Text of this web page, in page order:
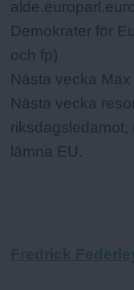
Demokrater för
och fp)
Nästa vecka
Nästa vecka
riksdagsledamot,
lämna EU.
Fredrick